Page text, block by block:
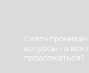
Скетч
вопросы - а все
продолжаться?